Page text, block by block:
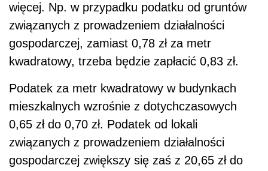
więcej. Np. w przypadku podatku od gruntów
związanych z prowadzeniem działalności
gospodarczej, zamiast 0,78 zł za metr
kwadratowy, trzeba będzie zapłacić 0,83 zł.
Podatek za metr kwadratowy w budynkach
mieszkalnych wzrośnie z dotychczasowych
0,65 zł do 0,70 zł. Podatek od lokali
związanych z prowadzeniem działalności
gospodarczej zwiększy się zaś z 20,65 zł do